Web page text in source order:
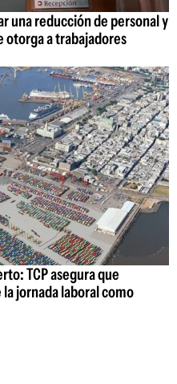
una reducción de personal y
otorga a trabajadores
TCP asegura que
jornada laboral como